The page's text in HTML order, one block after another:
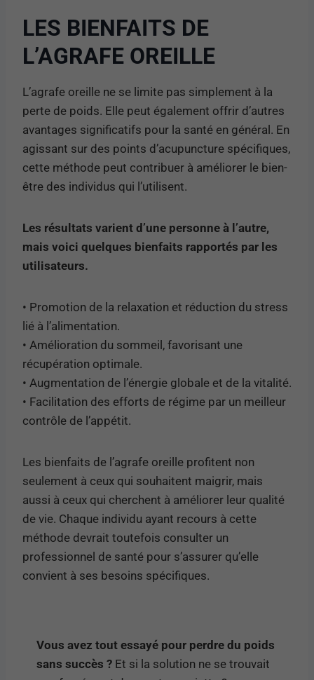
LES BIENFAITS DE
L’AGRAFE OREILLE
L’agrafe oreille ne se limite pas simplement à la
perte de poids. Elle peut également offrir d’autres
avantages significatifs pour la santé en général. En
agissant sur des points d’acupuncture spécifiques,
cette méthode peut contribuer à améliorer le bien-
être des individus qui l’utilisent.
Les résultats varient d’une personne à l’autre,
mais voici quelques bienfaits rapportés par les
utilisateurs.
• Promotion de la relaxation et réduction du stress
lié à l’alimentation.
• Amélioration du sommeil, favorisant une
récupération optimale.
• Augmentation de l’énergie globale et de la vitalité.
• Facilitation des efforts de régime par un meilleur
contrôle de l’appétit.
Les bienfaits de l’agrafe oreille profitent non
seulement à ceux qui souhaitent maigrir, mais
aussi à ceux qui cherchent à améliorer leur qualité
de vie. Chaque individu ayant recours à cette
méthode devrait toutefois consulter un
professionnel de santé pour s’assurer qu’elle
convient à ses besoins spécifiques.
Vous avez tout essayé pour perdre du poids
sans succès ? Et si la solution ne se trouvait